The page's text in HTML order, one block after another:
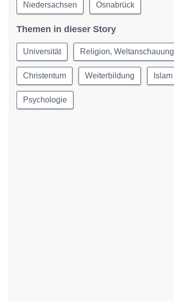
Niedersachsen Osnabrück
Themen in dieser Story
Universität Religion, Weltanschauung
Christentum Weiterbildung Islam
Psychologie